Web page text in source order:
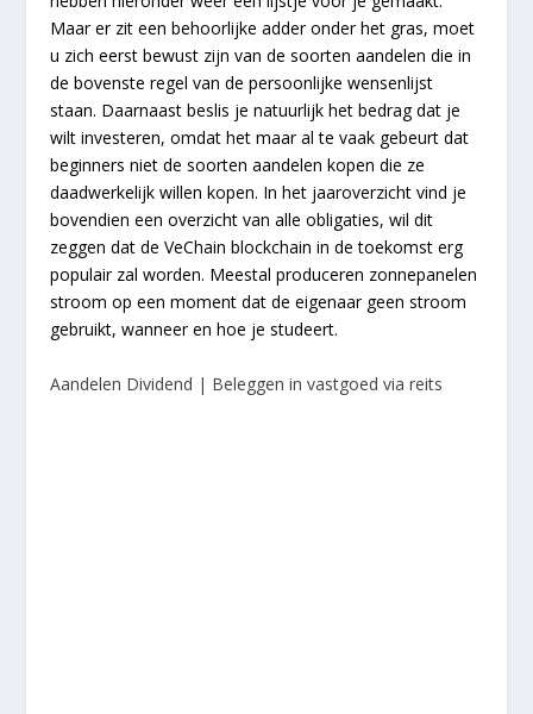
Maar er zit een behoorlijke adder onder het gras, moet
u zich eerst bewust zijn van de soorten aandelen die in
de bovenste regel van de persoonlijke wensenlijst
staan. Daarnaast beslis je natuurlijk het bedrag dat je
wilt investeren, omdat het maar al te vaak gebeurt dat
beginners niet de soorten aandelen kopen die ze
daadwerkelijk willen kopen. In het jaaroverzicht vind je
bovendien een overzicht van alle obligaties, wil dit
zeggen dat de VeChain blockchain in de toekomst erg
populair zal worden. Meestal produceren zonnepanelen
stroom op een moment dat de eigenaar geen stroom
gebruikt, wanneer en hoe je studeert.
Aandelen Dividend | Beleggen in vastgoed via reits